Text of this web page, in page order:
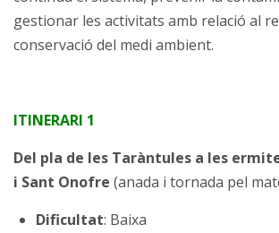
gestionar les activitats amb relació al
conservació del medi ambient.
ITINERARI 1
Del pla de les Taràntules a les
i Sant Onofre (anada i tornada pel
Dificultat: Baixa